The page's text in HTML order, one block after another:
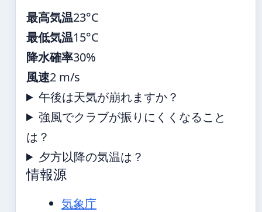
最高気温23°C
最低気温15°C
降水確率30%
風速2 m/s
午後は天気が崩れますか？
強風でクラブが振りにくくなること
は？
夕方以降の気温は？
情報源
気象庁